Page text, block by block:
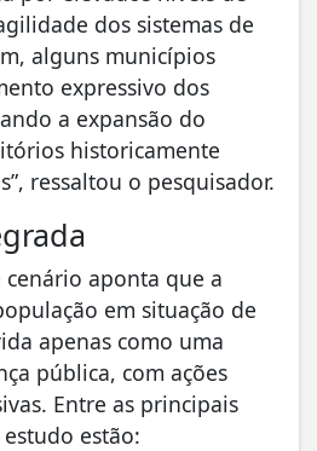
dos sistemas de
alguns municípios
expressivo dos
a expansão do
historicamente
ressaltou o pesquisador.
cenário aponta que a
em situação de
apenas como uma
pública, com ações
Entre as principais
estão: